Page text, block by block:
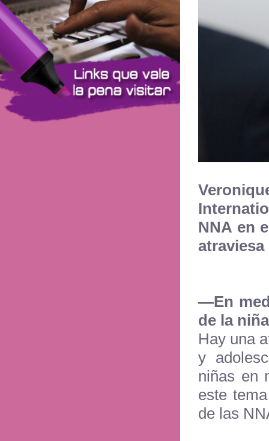
NNA en
atraviesa
—En
de la
Hay una
y
niñas en
este
de las